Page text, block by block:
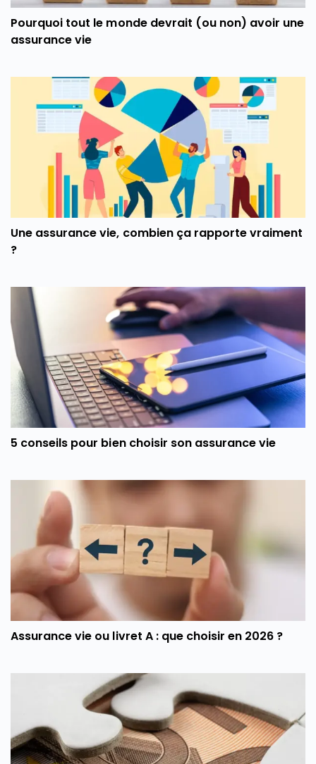
Pourquoi tout le monde devrait (ou non) avoir une
assurance vie
Une assurance vie, combien ça rapporte vraiment
?
5 conseils pour bien choisir son assurance vie
Assurance vie ou livret A : que choisir en 2026 ?